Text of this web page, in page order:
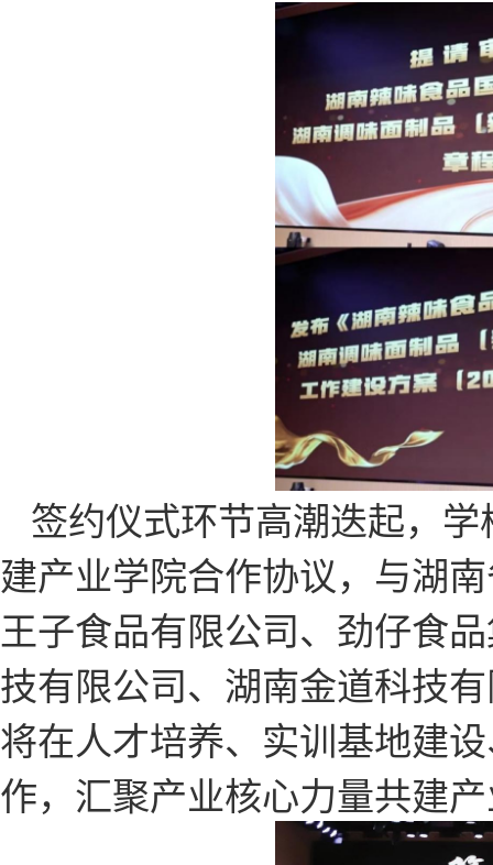
签约仪式环节高潮迭起，
建产业学院合作协议，与湖
王子食品有限公司、劲仔食
技有限公司、湖南金道科技
将在人才培养、实训基地建
作，汇聚产业核心力量共建